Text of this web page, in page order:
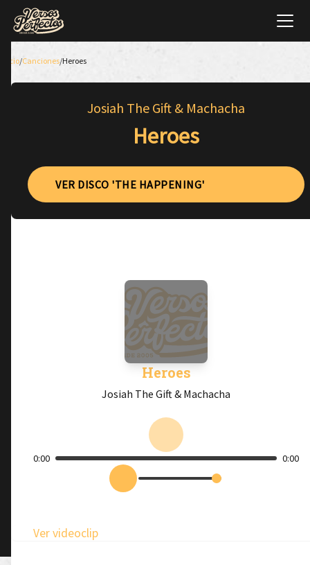
Inicio/Canciones/Heroes
Josiah The Gift & Machacha
Heroes
VER DISCO 'THE HAPPENING'
Heroes
Josiah The Gift & Machacha
0:00 0:00
Ver videoclip